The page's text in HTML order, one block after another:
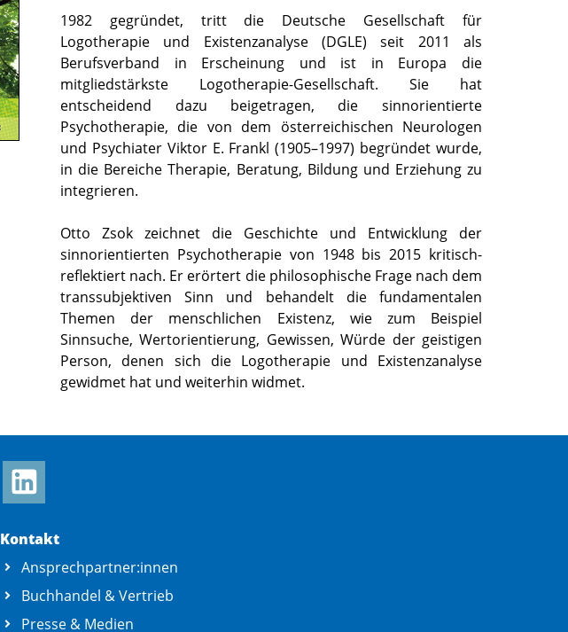
1982 gegründet, tritt die Deutsche Gesellschaft für
Logotherapie und Existenzanalyse (DGLE) seit 2011 als
Berufsverband in Erscheinung und ist in Europa die
mitgliedstärkste Logotherapie-Gesellschaft. Sie hat
entscheidend dazu beigetragen, die sinnorientierte
Psychotherapie, die von dem österreichischen Neurologen
und Psychiater Viktor E. Frankl (1905–1997) begründet wurde,
in die Bereiche Therapie, Beratung, Bildung und Erziehung zu
integrieren.
Otto Zsok zeichnet die Geschichte und Entwicklung der
sinnorientierten Psychotherapie von 1948 bis 2015 kritisch-
reflektiert nach. Er erörtert die philosophische Frage nach dem
transsubjektiven Sinn und behandelt die fundamentalen
Themen der menschlichen Existenz, wie zum Beispiel
Sinnsuche, Wertorientierung, Gewissen, Würde der geistigen
Person, denen sich die Logotherapie und Existenzanalyse
gewidmet hat und weiterhin widmet.
Kontakt
Ansprechpartner:innen
Buchhandel & Vertrieb
Presse & Medien